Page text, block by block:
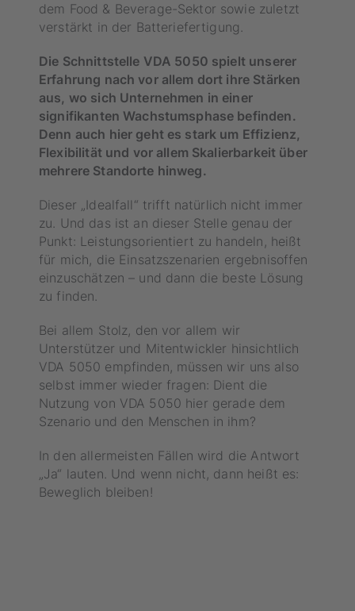
dem Food & Beverage-Sektor sowie zuletzt
verstärkt in der Batteriefertigung.
Die Schnittstelle VDA 5050 spielt unserer
Erfahrung nach vor allem dort ihre Stärken
aus, wo sich Unternehmen in einer
signifikanten Wachstumsphase befinden.
Denn auch hier geht es stark um Effizienz,
Flexibilität und vor allem Skalierbarkeit über
mehrere Standorte hinweg.
Dieser „Idealfall“ trifft natürlich nicht immer
zu. Und das ist an dieser Stelle genau der
Punkt: Leistungsorientiert zu handeln, heißt
für mich, die Einsatzszenarien ergebnisoffen
einzuschätzen – und dann die beste Lösung
zu finden.
Bei allem Stolz, den vor allem wir
Unterstützer und Mitentwickler hinsichtlich
VDA 5050 empfinden, müssen wir uns also
selbst immer wieder fragen: Dient die
Nutzung von VDA 5050 hier gerade dem
Szenario und den Menschen in ihm?
In den allermeisten Fällen wird die Antwort
„Ja“ lauten. Und wenn nicht, dann heißt es:
Beweglich bleiben!